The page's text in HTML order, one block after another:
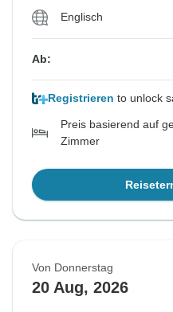
Englisch
Ab:
Registrieren to unlock
Preis basierend auf
Zimmer
Von Donnerstag
20 Aug, 2026